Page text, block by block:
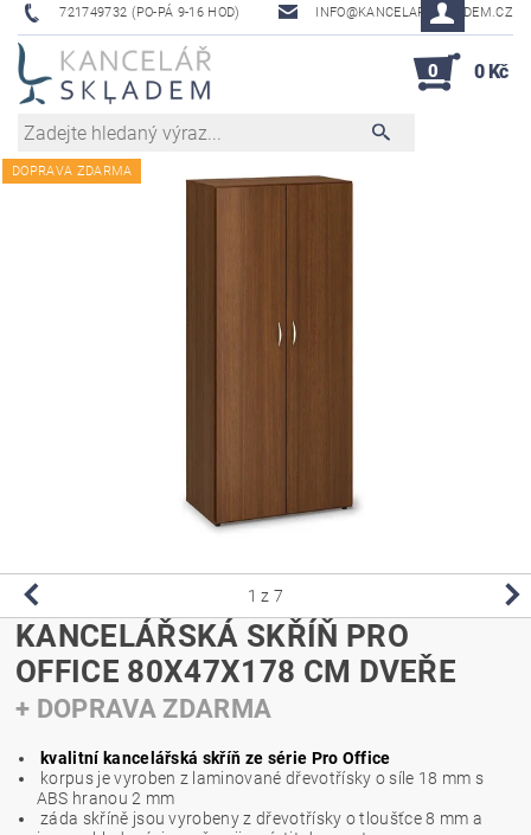
721749732 (PO-PÁ 9-16 HOD) INFO@KANCELAR-SKLADEM.CZ
0 0 Kč
DOPRAVA ZDARMA
1 z 7
KANCELÁŘSKÁ SKŘÍŇ PRO
OFFICE 80X47X178 CM DVEŘE
+ DOPRAVA ZDARMA
kvalitní kancelářská skříň ze série Pro Office
korpus je vyroben z laminované dřevotřísky o síle 18 mm s
ABS hranou 2 mm
záda skříně jsou vyrobeny z dřevotřísky o tloušťce 8 mm a